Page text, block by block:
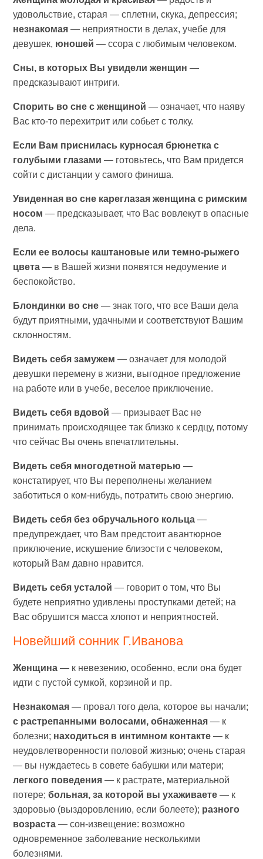
удовольствие, старая — сплетни, скука, депрессия;
незнакомая — неприятности в делах, учебе для
девушек, юношей — ссора с любимым человеком.
Сны, в которых Вы увидели женщин —
предсказывают интриги.
Спорить во сне с женщиной — означает, что наяву
Вас кто-то перехитрит или собьет с толку.
Если Вам приснилась курносая брюнетка с
голубыми глазами — готовьтесь, что Вам придется
сойти с дистанции у самого финиша.
Увиденная во сне кареглазая женщина с римским
носом — предсказывает, что Вас вовлекут в опасные
дела.
Если ее волосы каштановые или темно-рыжего
цвета — в Вашей жизни появятся недоумение и
беспокойство.
Блондинки во сне — знак того, что все Ваши дела
будут приятными, удачными и соответствуют Вашим
склонностям.
Видеть себя замужем — означает для молодой
девушки перемену в жизни, выгодное предложение
на работе или в учебе, веселое приключение.
Видеть себя вдовой — призывает Вас не
принимать происходящее так близко к сердцу, потому
что сейчас Вы очень впечатлительны.
Видеть себя многодетной матерью —
констатирует, что Вы переполнены желанием
заботиться о ком-нибудь, потратить свою энергию.
Видеть себя без обручального кольца —
предупреждает, что Вам предстоит авантюрное
приключение, искушение близости с человеком,
который Вам давно нравится.
Видеть себя усталой — говорит о том, что Вы
будете неприятно удивлены проступками детей; на
Вас обрушится масса хлопот и неприятностей.
Новейший сонник Г.Иванова
Женщина — к невезению, особенно, если она будет
идти с пустой сумкой, корзиной и пр.
Незнакомая — провал того дела, которое вы начали;
с растрепанными волосами, обнаженная — к
болезни; находиться в интимном контакте — к
неудовлетворенности половой жизнью; очень старая
— вы нуждаетесь в совете бабушки или матери;
легкого поведения — к растрате, материальной
потере;больная, за которой вы ухаживаете — к
здоровью (выздоровлению, если болеете); разного
возраста — сон-извещение: возможно
одновременное заболевание несколькими
болезнями.